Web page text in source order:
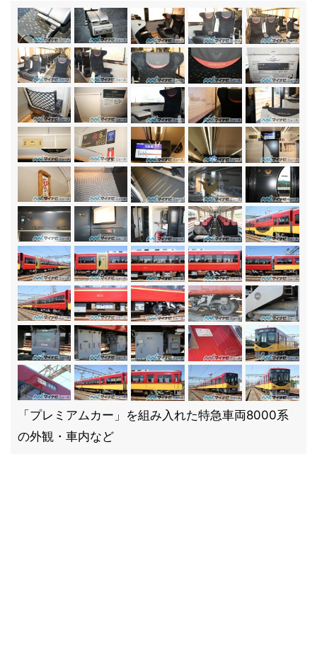
「プレミアムカー」を組み入れた特急車両8000系
の外観・車内など